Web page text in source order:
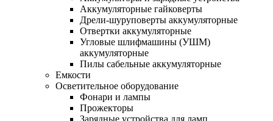
Аккумуляторные гайковерты
Дрели-шуруповерты аккумуляторные
Отвертки аккумуляторные
Угловые шлифмашины (УШМ)
аккумуляторные
Пилы сабельные аккумуляторные
Емкости
Осветительное оборудование
Фонари и лампы
Прожекторы